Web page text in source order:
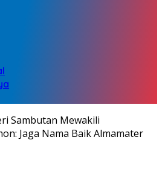
Sambutan Mewakili
Jaga Nama Baik Almamater